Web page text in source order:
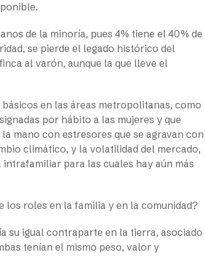
de la minoría, pues 4% tiene el 40% de
se pierde el legado histórico del
al varón, aunque la que lleve el
en las áreas metropolitanas, como
por hábito a las mujeres y que
mano con estresores que se agravan con
climático, y la volatilidad del mercado,
para las cuales hay aún más
roles en la familia y en la comunidad?
su igual contraparte en la tierra, asociado
tenían el mismo peso, valor y